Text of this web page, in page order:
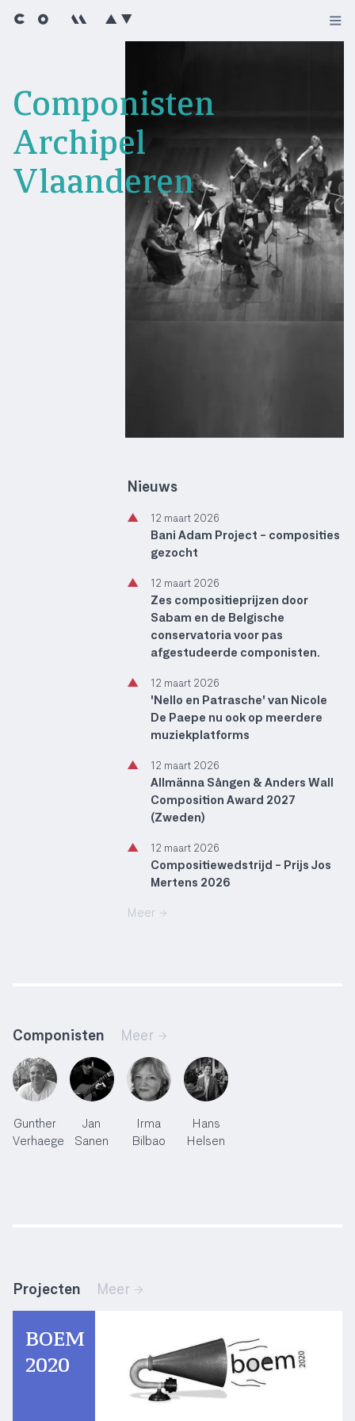
Componisten
Archipel
Vlaanderen
Nieuws
▲ 12 maart 2026
Bani Adam Project - composities
gezocht
▲ 12 maart 2026
Zes compositieprijzen door
Sabam en de Belgische
conservatoria voor pas
afgestudeerde componisten.
▲ 12 maart 2026
'Nello en Patrasche' van Nicole
De Paepe nu ook op meerdere
muziekplatforms
▲ 12 maart 2026
Allmänna Sången & Anders Wall
Composition Award 2027
(Zweden)
▲ 12 maart 2026
Compositiewedstrijd - Prijs Jos
Mertens 2026
Meer →
Componisten Meer →
Gunther
Verhaege
Jan
Sanen
Irma
Bilbao
Hans
Helsen
Projecten Meer →
BOEM
2020